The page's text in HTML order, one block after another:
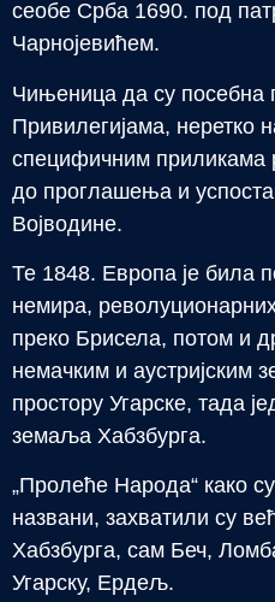
сеобе Срба 1690. под
Чарнојевићем.
Чињеница да су посебна
Привилегијама, неретко
специфичним приликама
до проглашења и
Војводине.
Те 1848. Европа је била
немира,
преко Брисела, потом и
немачким и аустријским
простору Угарске, тада
земаља Хабзбурга.
„Пролеће Народа“ како су
названи, захватили су
Хабзбурга, сам Беч,
Угарску, Ердељ.